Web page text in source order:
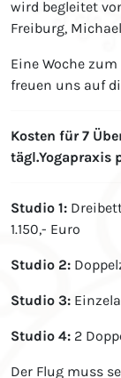
wird begleitet
Freiburg,
Eine Woche
freuen uns auf
Kosten für 7
tägl.Yogapraxis
Studio 1:
1.150,- Euro
Studio 2:
Studio 3:
Studio 4: 2
Der Flug muss